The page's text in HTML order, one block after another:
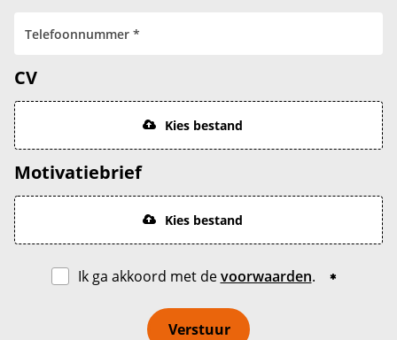
CV
Kies bestand
Motivatiebrief
Kies bestand
Ik ga akkoord met devoorwaarden.
Verstuur